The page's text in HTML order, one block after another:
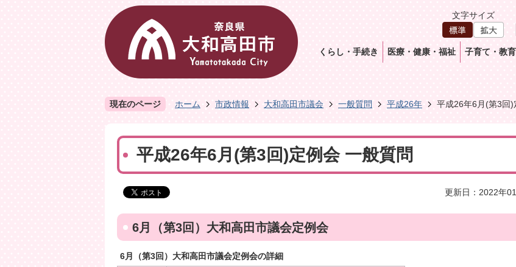
文字サイズ
くらし・手続き 医療・健康・福祉 子育て・教育
現在のページ ホーム 市政情報 大和高田市議会 一般質問 平成26年 平成26年6月(第3回)
平成26年6月(第3回)定例会 一般質問
更新日：2022年
6月（第3回）大和高田市議会定例会
6月（第3回）大和高田市議会定例会の詳細